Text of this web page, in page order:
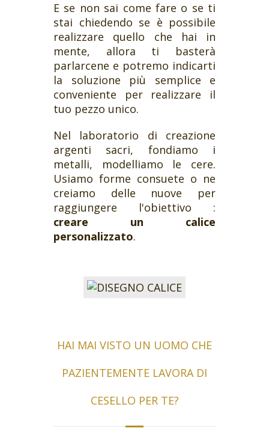
E se non sai come fare o se ti
stai chiedendo se è possibile
realizzare quello che hai in
mente, allora ti basterà
parlarcene e potremo indicarti
la soluzione più semplice e
conveniente per realizzare il
tuo pezzo unico.
Nel laboratorio di creazione
argenti sacri, fondiamo i
metalli, modelliamo le cere.
Usiamo forme consuete o ne
creiamo delle nuove per
raggiungere l'obiettivo :
creare un calice
personalizzato.
HAI MAI VISTO UN UOMO CHE
PAZIENTEMENTE LAVORA DI
CESELLO PER TE?